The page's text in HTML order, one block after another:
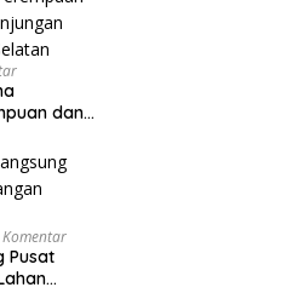
dan
Kepolisian
Pusat